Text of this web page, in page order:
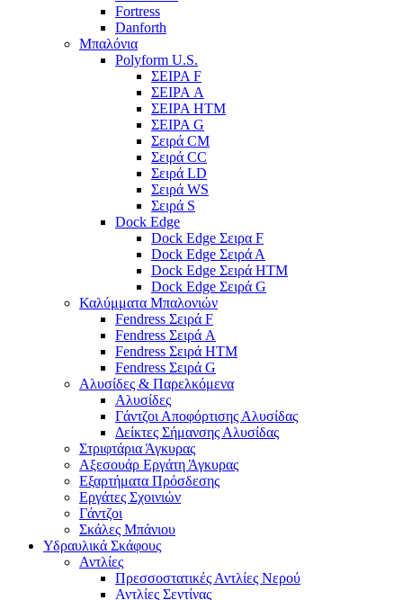
Fortress
Danforth
Μπαλόνια
Polyform U.S.
ΣΕΙΡΑ F
ΣΕΙΡΑ A
ΣΕΙΡΑ HTM
ΣΕΙΡΑ G
Σειρά CM
Σειρά CC
Σειρά LD
Σειρά WS
Σειρά S
Dock Edge
Dock Edge Σειρα F
Dock Edge Σειρά Α
Dock Edge Σειρά HTM
Dock Edge Σειρά G
Καλύμματα Μπαλονιών
Fendress Σειρά F
Fendress Σειρά A
Fendress Σειρά HTM
Fendress Σειρά G
Αλυσίδες & Παρελκόμενα
Αλυσίδες
Γάντζοι Αποφόρτισης Αλυσίδας
Δείκτες Σήμανσης Αλυσίδας
Στριφτάρια Άγκυρας
Αξεσουάρ Εργάτη Άγκυρας
Εξαρτήματα Πρόσδεσης
Εργάτες Σχοινιών
Γάντζοι
Σκάλες Μπάνιου
Υδραυλικά Σκάφους
Αντλίες
Πρεσσοστατικές Αντλίες Νερού
Αντλίες Σεντίνας